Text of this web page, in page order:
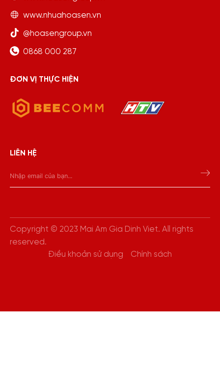
www.nhuahoasen.vn
@hoasengroup.vn
0868 000 287
ĐƠN VỊ THỰC HIỆN
LIÊN HỆ
Copyright © 2023 Mai Am Gia Dinh Viet. All rights
reserved.
Điều khoản sử dụng
Chính sách